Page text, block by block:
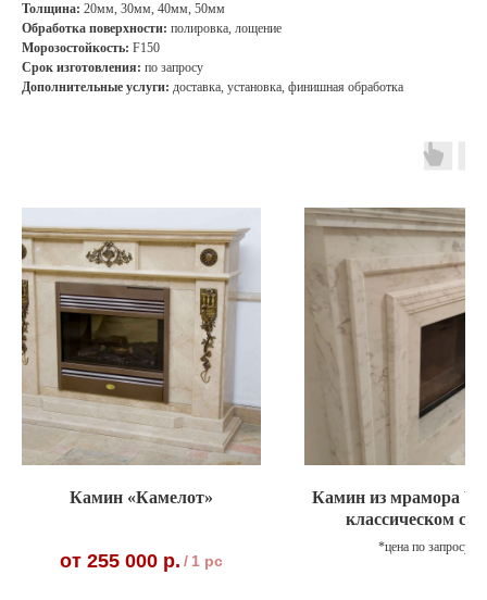
Толщина: 20мм, 30мм, 40мм, 50мм
Обработка поверхности: полировка, лощение
Морозостойкость: F150
Срок изготовления: по запросу
Дополнительные услуги: доставка, установка, финишная обработка
Камин «Камелот»
255 000 р. / 1 pc
Камин из мрамора
классическом
*цена по запросу